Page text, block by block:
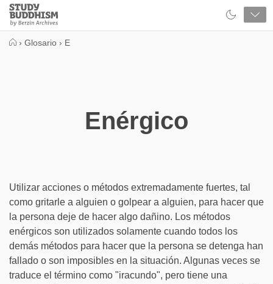
Close
Study
Buddhism
› Glosario › E
Enérgico
Utilizar acciones o métodos extremadamente fuertes, tal
como gritarle a alguien o golpear a alguien, para hacer que
la persona deje de hacer algo dañino. Los métodos
enérgicos son utilizados solamente cuando todos los
demás métodos para hacer que la persona se detenga han
fallado o son imposibles en la situación. Algunas veces se
traduce el término como "iracundo", pero tiene una